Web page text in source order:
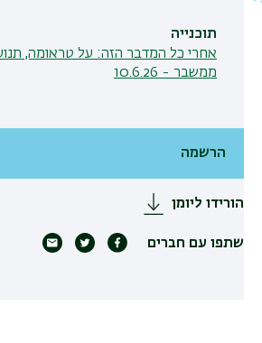
תוכנייה
אחרי כל המדבר הזה: על טראומה,
ממשבר - 10.6.26
הרשמה
הורידו ליומן
שתפו עם חברים